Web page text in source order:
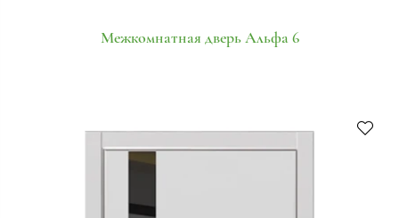
Межкомнатная дверь Альфа 6